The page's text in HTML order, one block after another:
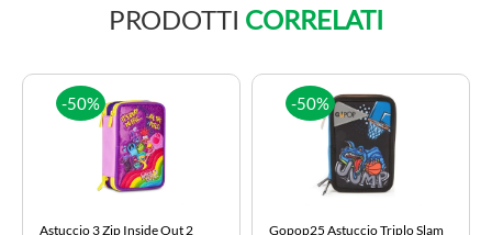
PRODOTTI CORRELATI
-50%
Astuccio 3 Zip Inside Out 2
-50%
Gopop25 Astuccio Triplo Slam